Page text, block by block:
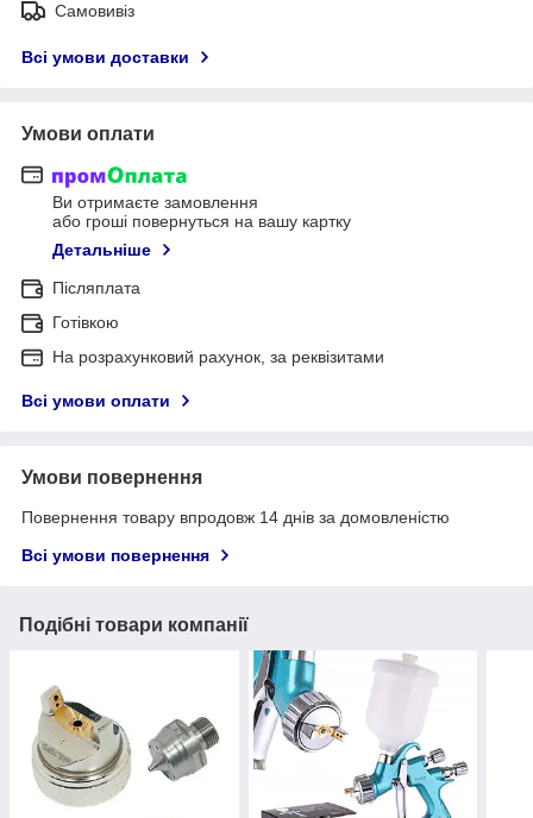
Самовивіз
Всі умови доставки
Умови оплати
Ви отримаєте замовлення
або гроші повернуться на вашу картку
Детальніше
Післяплата
Готівкою
На розрахунковий рахунок, за реквізитами
Всі умови оплати
Умови повернення
Повернення товару впродовж 14 днів за домовленістю
Всі умови повернення
Подібні товари компанії